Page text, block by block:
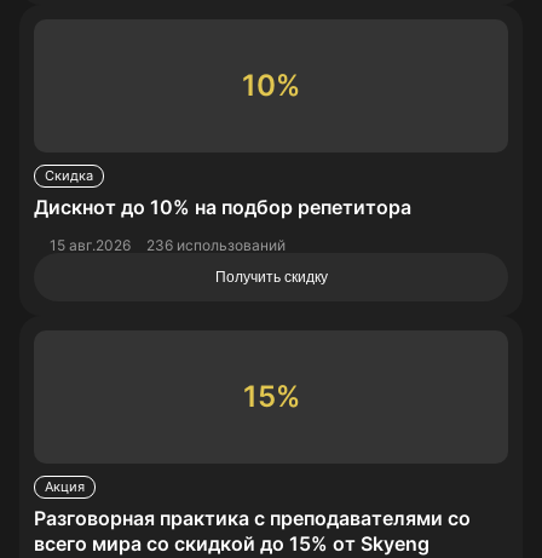
10%
Скидка
Дискнот до 10% на подбор репетитора
15 авг.2026 236 использований
Получить скидку
15%
Акция
Разговорная практика с преподавателями со
всего мира со скидкой до 15% от Skyeng